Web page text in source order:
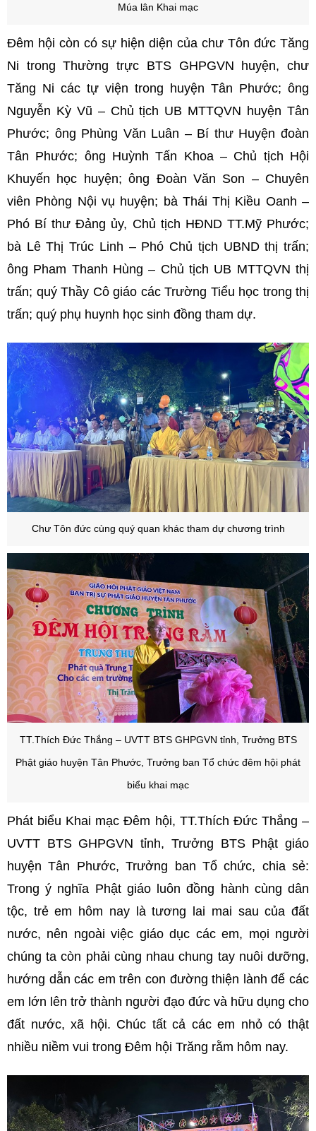
Múa lân Khai mạc
Đêm hội còn có sự hiện diện của chư Tôn đức Tăng
Ni trong Thường trực BTS GHPGVN huyện, chư
Tăng Ni các tự viện trong huyện Tân Phước; ông
Nguyễn Kỳ Vũ – Chủ tịch UB MTTQVN huyện Tân
Phước; ông Phùng Văn Luân – Bí thư Huyện đoàn
Tân Phước; ông Huỳnh Tấn Khoa – Chủ tịch Hội
Khuyến học huyện; ông Đoàn Văn Son – Chuyên
viên Phòng Nội vụ huyện; bà Thái Thị Kiều Oanh –
Phó Bí thư Đảng ủy, Chủ tịch HĐND TT.Mỹ Phước;
bà Lê Thị Trúc Linh – Phó Chủ tịch UBND thị trấn;
ông Pham Thanh Hùng – Chủ tịch UB MTTQVN thị
trấn; quý Thầy Cô giáo các Trường Tiểu học trong thị
trấn; quý phụ huynh học sinh đồng tham dự.
Chư Tôn đức cùng quý quan khác tham dự chương trình
TT.Thích Đức Thắng – UVTT BTS GHPGVN tỉnh, Trưởng BTS
Phật giáo huyện Tân Phước, Trưởng ban Tổ chức đêm hội phát
biểu khai mạc
Phát biểu Khai mạc Đêm hội, TT.Thích Đức Thắng –
UVTT BTS GHPGVN tỉnh, Trưởng BTS Phật giáo
huyện Tân Phước, Trưởng ban Tổ chức, chia sẻ:
Trong ý nghĩa Phật giáo luôn đồng hành cùng dân
tộc, trẻ em hôm nay là tương lai mai sau của đất
nước, nên ngoài việc giáo dục các em, mọi người
chúng ta còn phải cùng nhau chung tay nuôi dưỡng,
hướng dẫn các em trên con đường thiện lành để các
em lớn lên trở thành người đạo đức và hữu dụng cho
đất nước, xã hội. Chúc tất cả các em nhỏ có thật
nhiều niềm vui trong Đêm hội Trăng rằm hôm nay.